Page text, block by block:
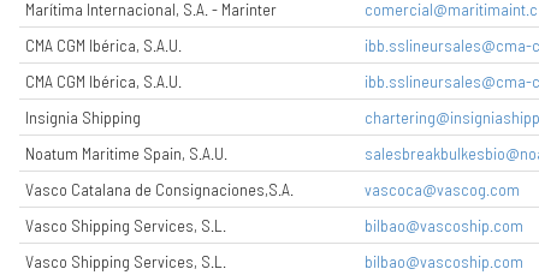
Marítima Internacional, S.A. - Marinter
CMA CGM Ibérica, S.A.U.
ibb.sslineursales@cma-
CMA CGM Ibérica, S.A.U.
ibb.sslineursales@cma-
Insignia Shipping
Noatum Maritime Spain, S.A.U.
Vasco Catalana de Consignaciones,S.A.
vascoca@vascog.com
Vasco Shipping Services, S.L.
bilbao@vascoship.com
Vasco Shipping Services, S.L.
bilbao@vascoship.com